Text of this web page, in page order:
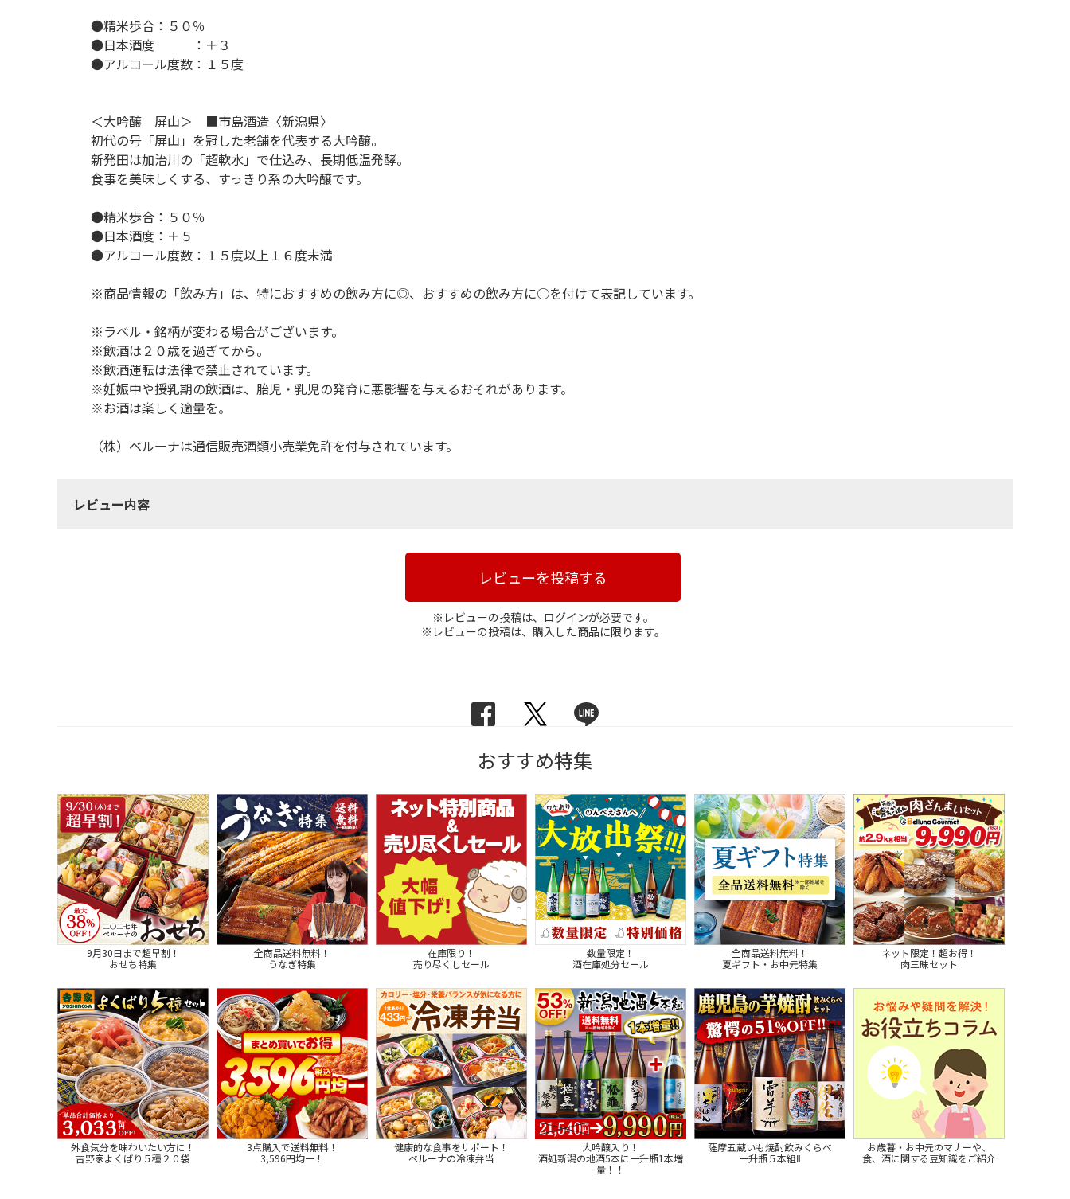
●精米歩合：５０％
●日本酒度 ：＋３
●アルコール度数：１５度
＜大吟醸 屏山＞ ■市島酒造〈新潟県〉
初代の号「屏山」を冠した老舗を代表する大吟醸。
新発田は加治川の「超軟水」で仕込み、長期低温発酵。
食事を美味しくする、すっきり系の大吟醸です。
●精米歩合：５０％
●日本酒度：＋５
●アルコール度数：１５度以上１６度未満
※商品情報の「飲み方」は、特におすすめの飲み方に◎、おすすめの飲み方に○を付けて表記しています。
※ラベル・銘柄が変わる場合がございます。
※飲酒は２０歳を過ぎてから。
※飲酒運転は法律で禁止されています。
※妊娠中や授乳期の飲酒は、胎児・乳児の発育に悪影響を与えるおそれがあります。
※お酒は楽しく適量を。
（株）ベルーナは通信販売酒類小売業免許を付与されています。
レビュー内容
レビューを投稿する
※レビューの投稿は、ログインが必要です。
※レビューの投稿は、購入した商品に限ります。
おすすめ特集
9月30日まで超早割！
おせち特集
全商品送料無料！
うなぎ特集
在庫限り！
売り尽くしセール
数量限定！
酒在庫処分セール
全商品送料無料！
夏ギフト・お中元特集
ネット限定！超お得！
肉三昧セット
外食気分を味わいたい方に！
吉野家よくばり５種２０袋
3点購入で送料無料！
3,596円均一！
健康的な食事をサポート！
ベルーナの冷凍弁当
大吟醸入り！
酒処新潟の地酒5本に一升瓶1本増
量！！
薩摩五蔵いも焼酎飲みくらべ
一升瓶５本組Ⅱ
お歳暮・お中元のマナーや、
食、酒に関する豆知識をご紹介